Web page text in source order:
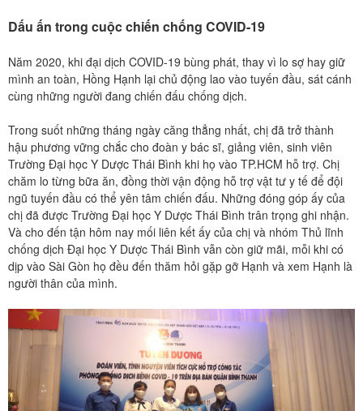
Dấu ấn trong cuộc chiến chống COVID-19
Năm 2020, khi đại dịch COVID-19 bùng phát, thay vì lo sợ hay giữ
mình an toàn, Hồng Hạnh lại chủ động lao vào tuyến đầu, sát cánh
cùng những người đang chiến đấu chống dịch.
Trong suốt những tháng ngày căng thẳng nhất, chị đã trở thành
hậu phương vững chắc cho đoàn y bác sĩ, giảng viên, sinh viên
Trường Đại học Y Dược Thái Bình khi họ vào TP.HCM hỗ trợ. Chị
chăm lo từng bữa ăn, đồng thời vận động hỗ trợ vật tư y tế để đội
ngũ tuyến đầu có thể yên tâm chiến đấu. Những đóng góp ấy của
chị đã được Trường Đại học Y Dược Thái Bình trân trọng ghi nhận.
Và cho đến tận hôm nay mối liên kết ấy của chị và nhóm Thủ lĩnh
chống dịch Đại học Y Dược Thái Bình vẫn còn giữ mãi, mỗi khi có
dịp vào Sài Gòn họ đều đến thăm hỏi gặp gỡ Hạnh và xem Hạnh là
người thân của mình.